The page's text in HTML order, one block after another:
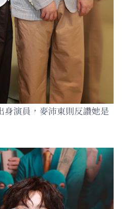
身演員，麥沛東則反讚她是